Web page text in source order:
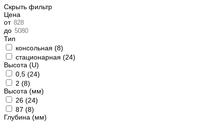
Скрыть фильтр
Цена
от
до
Тип
консольная (8)
стационарная (24)
Высота (U)
0,5 (24)
2 (8)
Высота (мм)
26 (24)
87 (8)
Глубина (мм)